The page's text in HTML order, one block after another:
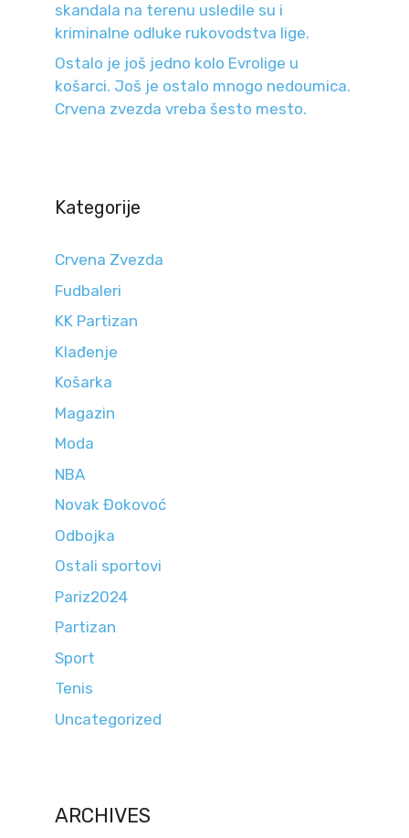
skandala na terenu usledile su i
kriminalne odluke rukovodstva lige.
Ostalo je još jedno kolo Evrolige u
košarci. Još je ostalo mnogo nedoumica.
Crvena zvezda vreba šesto mesto.
Kategorije
Crvena Zvezda
Fudbaleri
KK Partizan
Klađenje
Košarka
Magazin
Moda
NBA
Novak Đokovoć
Odbojka
Ostali sportovi
Pariz2024
Partizan
Sport
Tenis
Uncategorized
ARCHIVES